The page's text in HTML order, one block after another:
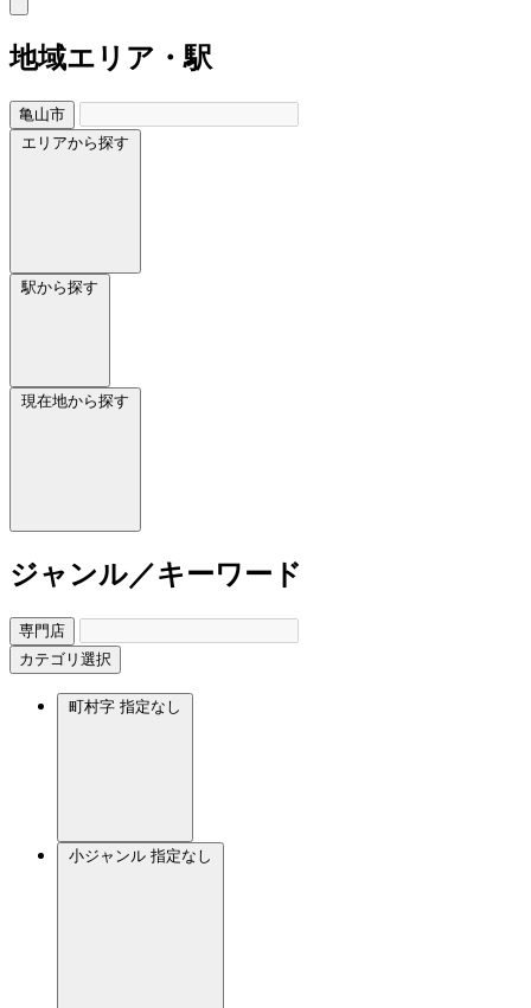
地域エリア・駅
亀山市
エリアから探す
駅から探す
現在地から探す
ジャンル／キーワード
専門店
カテゴリ選択
町村字 指定なし
小ジャンル 指定なし